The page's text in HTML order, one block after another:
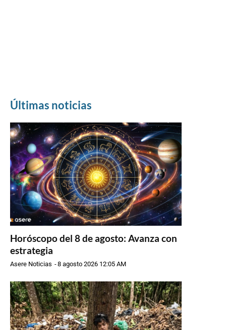
Últimas noticias
Horóscopo del 8 de agosto: Avanza con
estrategia
Asere Noticias -8 agosto 2026 12:05 AM